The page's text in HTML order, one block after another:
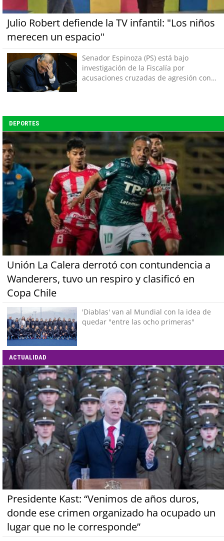
Julio Robert defiende la TV infantil: "Los niños
merecen un espacio"
Senador Espinoza (PS) está bajo
investigación de la Fiscalía por
acusaciones cruzadas de agresión con
DEPORTES
Unión La Calera derrotó con contundencia a
Wanderers, tuvo un respiro y clasificó en
Copa Chile
'Diablas' van al Mundial con la idea de
quedar "entre las ocho primeras"
ACTUALIDAD
Presidente Kast: “Venimos de años duros,
donde ese crimen organizado ha ocupado un
lugar que no le corresponde”